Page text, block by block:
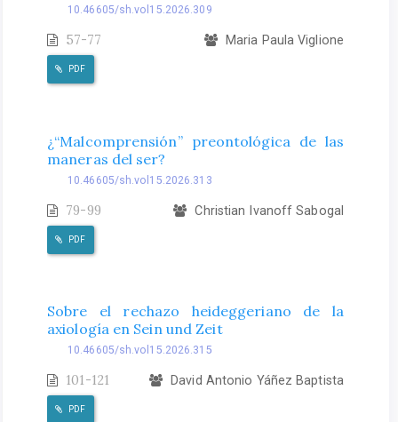
10.46605/sh.vol15.2026.309
57-77 Maria Paula Viglione
PDF
¿“Malcomprensión” preontológica de las
maneras del ser?
10.46605/sh.vol15.2026.313
79-99 Christian Ivanoff Sabogal
PDF
Sobre el rechazo heideggeriano de la
axiología en Sein und Zeit
10.46605/sh.vol15.2026.315
101-121 David Antonio Yáñez Baptista
PDF